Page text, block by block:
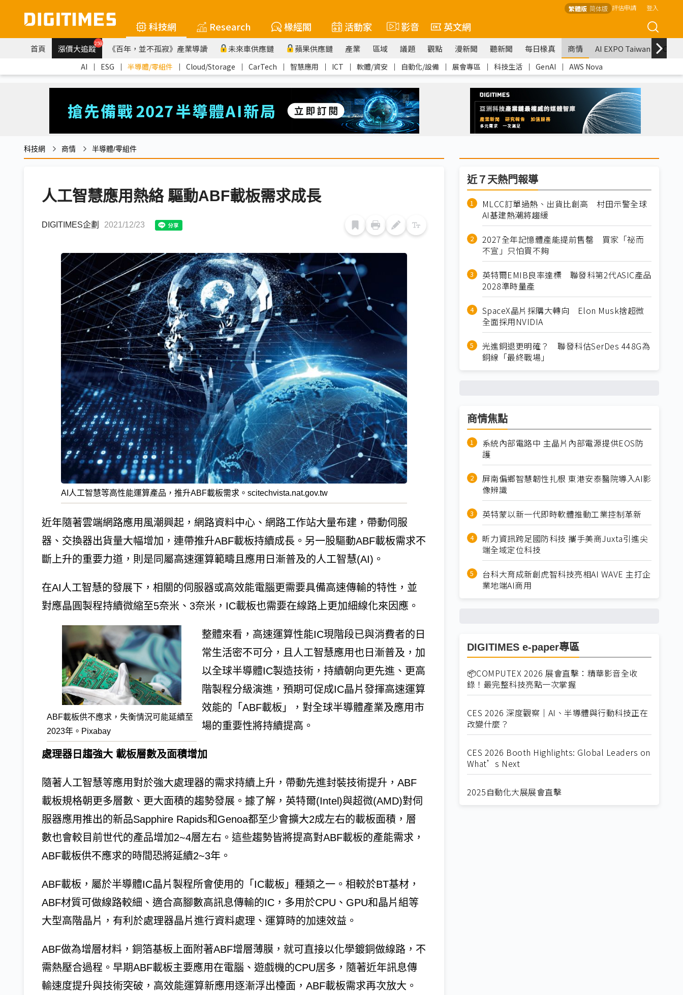
繁體版 简体版 評估申請 登入
科技網 Research 椽經閣 活動家 影音 英文網
首頁 漲價大追蹤259 《百年，並不孤寂》產業導讀 未來車供應鏈 蘋果供應鏈 產業 區域 議題 觀點 漫新聞 聽新聞 每日椽真 商情 AI EXPO Taiwan
AI ｜ ESG ｜ 半導體/零組件 ｜ Cloud/Storage ｜ CarTech ｜ 智慧應用 ｜ ICT ｜ 軟體/資安 ｜ 自動化/設備 ｜ 展會專區 ｜ 科技生活 ｜ GenAI ｜ AWS Nova
科技網 商情 半導體/零組件
人工智慧應用熱絡 驅動ABF載板需求成長
DIGITIMES企劃 2021/12/23
AI人工智慧等高性能運算產品，推升ABF載板需求。scitechvista.nat.gov.tw
近年隨著雲端網路應用風潮興起，網路資料中心、網路工作站大量布建，帶動伺服
器、交換器出貨量大幅增加，連帶推升ABF載板持續成長。另一股驅動ABF載板需求不
斷上升的重要力道，則是同屬高速運算範疇且應用日漸普及的人工智慧(AI)。
在AI人工智慧的發展下，相關的伺服器或高效能電腦更需要具備高速傳輸的特性，並
對應晶圓製程持續微縮至5奈米、3奈米，IC載板也需要在線路上更加細線化來因應。
ABF載板供不應求，失衡情況可能延續至
2023年。Pixabay
整體來看，高速運算性能IC現階段已與消費者的日
常生活密不可分，且人工智慧應用也日漸普及，加
以全球半導體IC製造技術，持續朝向更先進、更高
階製程分級演進，預期可促成IC晶片發揮高速運算
效能的「ABF載板」，對全球半導體產業及應用市
場的重要性將持續提高。
處理器日趨強大 載板層數及面積增加
隨著人工智慧等應用對於強大處理器的需求持續上升，帶動先進封裝技術提升，ABF
載板規格朝更多層數、更大面積的趨勢發展。據了解，英特爾(Intel)與超微(AMD)對伺
服器應用推出的新品Sapphire Rapids和Genoa都至少會擴大2成左右的載板面積，層
數也會較目前世代的產品增加2~4層左右。這些趨勢皆將提高對ABF載板的產能需求，
ABF載板供不應求的時間恐將延續2~3年。
ABF載板，屬於半導體IC晶片製程所會使用的「IC載板」種類之一。相較於BT基材，
ABF材質可做線路較細、適合高腳數高訊息傳輸的IC，多用於CPU、GPU和晶片組等
大型高階晶片，有利於處理器晶片進行資料處理、運算時的加速效益。
ABF做為增層材料，銅箔基板上面附著ABF增層薄膜，就可直接以化學鍍銅做線路，不
需熱壓合過程。早期ABF載板主要應用在電腦、遊戲機的CPU居多，隨著近年訊息傳
輸速度提升與技術突破，高效能運算新應用逐漸浮出檯面，ABF載板需求再次放大。
近７天熱門報導
MLCC訂單過熱、出貨比創高 村田示警全球
AI基建熱潮將趨緩
2027全年記憶體產能提前售罄 買家「祕而
不宣」只怕買不夠
英特爾EMIB良率達標 聯發科第2代ASIC產品
2028準時量產
SpaceX晶片採購大轉向 Elon Musk捨超微
全面採用NVIDIA
光進銅退更明確？ 聯發科估SerDes 448G為
銅線「最終戰場」
商情焦點
系統內部電路中 主晶片內部電源提供EOS防
護
屏南偏鄉智慧韌性扎根 東港安泰醫院導入AI影
像辨識
英特蒙以新一代即時軟體推動工業控制革新
昕力資訊跨足國防科技 攜手美商Juxta引進尖
端全域定位科技
台科大育成新創虎智科技亮相AI WAVE 主打企
業地端AI商用
DIGITIMES e-paper專區
📦COMPUTEX 2026 展會直擊：精華影音全收
錄！最完整科技亮點一次掌握
CES 2026 深度觀察｜AI、半導體與行動科技正在
改變什麼？
CES 2026 Booth Highlights: Global Leaders on
What’s Next
2025自動化大展展會直擊